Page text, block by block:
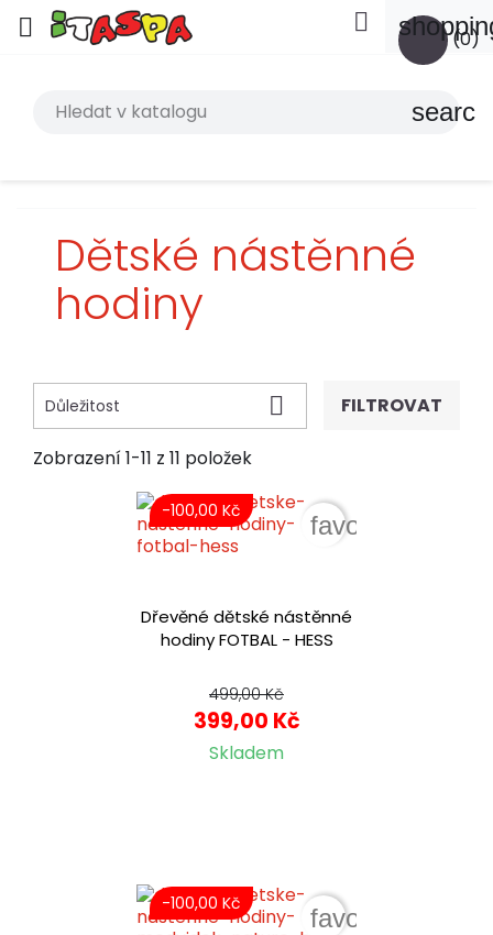
 (0)

search
Dětské nástěnné
hodiny
Důležitost  FILTROVAT
Zobrazení 1-11 z 11 položek
Dřevěné dětské nástěnné
hodiny FOTBAL - HESS
499,00 Kč
399,00 Kč
Skladem
-100,00 Kč
favorite_border
-100,00 Kč
favorite_border